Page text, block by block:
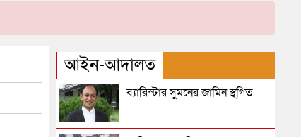
আইন-আদালত
ব্যারিস্টার সুমনের জামিন স্থগিত